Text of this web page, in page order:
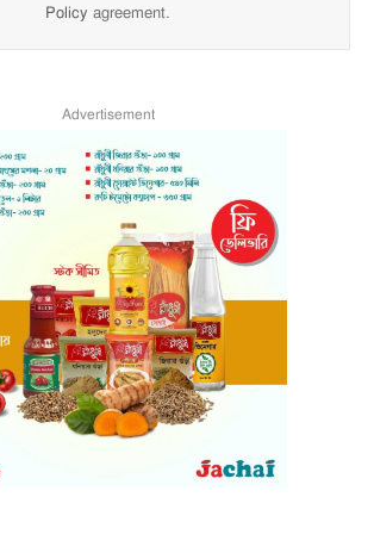
Policy agreement.
Advertisement